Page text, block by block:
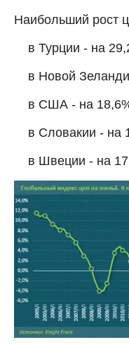
Наибольший рост
в Турции - на
в Новой
в США - на
в Словакии - на
в Швеции - на